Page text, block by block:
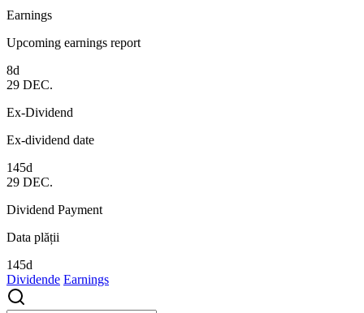
Earnings
Upcoming earnings report
8d
29 DEC.
Ex-Dividend
Ex-dividend date
145d
29 DEC.
Dividend Payment
Data plății
145d
Dividende Earnings